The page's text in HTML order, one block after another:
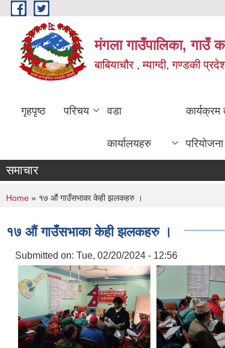
Skip to main content
मंगला गाउँपालिका, गाउँ
बाबियाचौर , म्याग्दी, गण्डकी
गृहपृष्ठ परिचय वडा
कार्यालयहरु
कार्यक्रम
परियोजना
समाचार
You are here
Home » १७ औं गाउँसभाका केही झलकहरु ।
१७ औं गाउँसभाका केही झलकहरु ।
Submitted on: Tue, 02/20/2024 - 12:56